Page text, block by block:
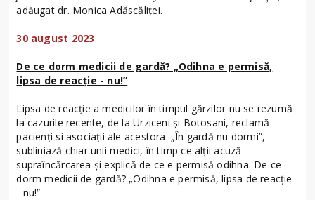
adăugat dr. Monica Adăscăliței.
30 august 2023
De ce dorm medicii de gardă? „Odihna e permisă,
lipsa de reacție - nu!”
Lipsa de reacție a medicilor în timpul gărzilor nu se rezumă
la cazurile recente, de la Urziceni și Botosani, reclamă
pacienți si asociații ale acestora. „În gardă nu dormi”,
subliniază chiar unii medici, în timp ce alții acuză
supraîncărcarea și explică de ce e permisă odihna. De ce
dorm medicii de gardă? „Odihna e permisă, lipsa de reacție
- nu!”